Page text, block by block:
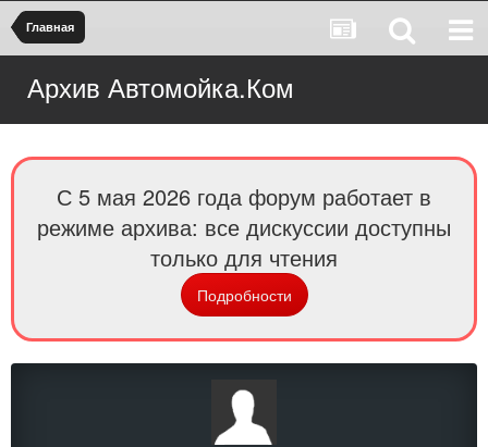
Главная
Архив Автомойка.Ком
С 5 мая 2026 года форум работает в
режиме архива: все дискуссии доступны
только для чтения
Подробности